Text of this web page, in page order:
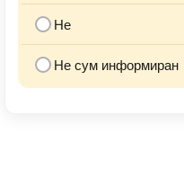
Не
Не сум информиран